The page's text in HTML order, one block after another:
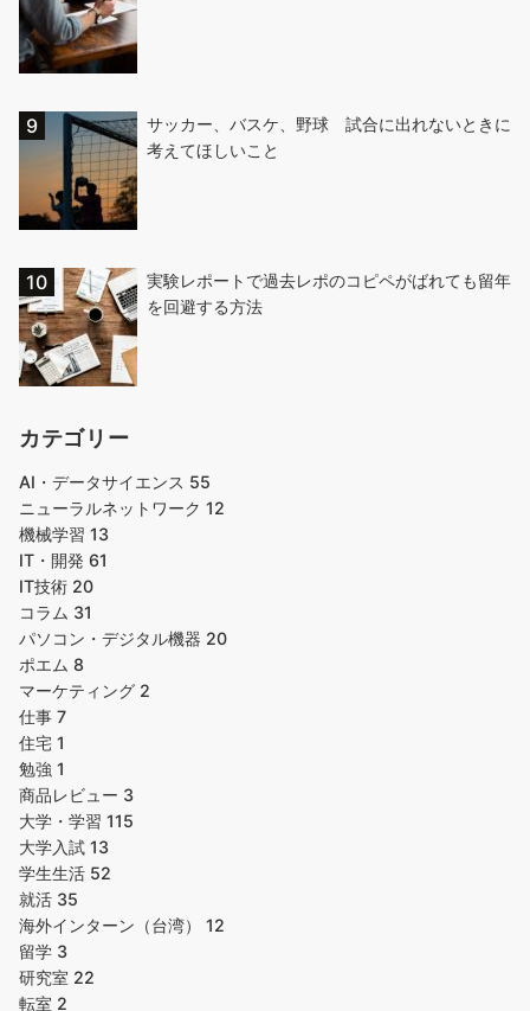
サッカー、バスケ、野球 試合に出れないときに
考えてほしいこと
実験レポートで過去レポのコピペがばれても留年
を回避する方法
カテゴリー
AI・データサイエンス 55
ニューラルネットワーク 12
機械学習 13
IT・開発 61
IT技術 20
コラム 31
パソコン・デジタル機器 20
ポエム 8
マーケティング 2
仕事 7
住宅 1
勉強 1
商品レビュー 3
大学・学習 115
大学入試 13
学生生活 52
就活 35
海外インターン（台湾） 12
留学 3
研究室 22
転室 2